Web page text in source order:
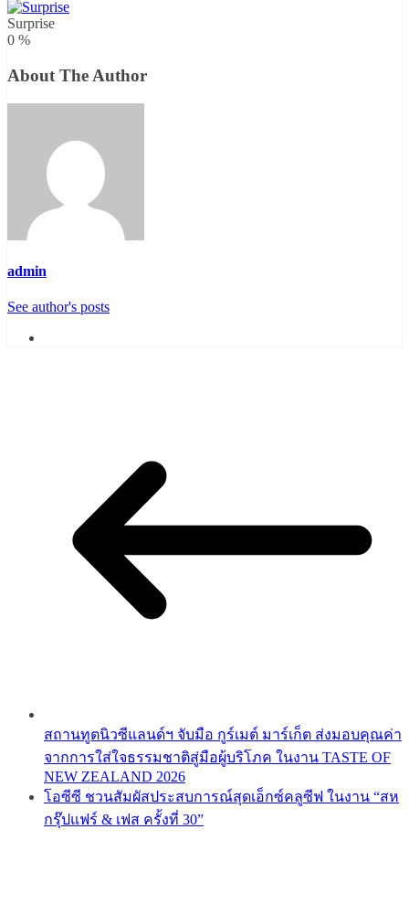
Surprise
0 %
About The Author
admin
See author's posts
สถานทูตนิวซีแลนด์ฯ จับมือ กูร์เมต์ มาร์เก็ต ส่งมอบคุณค่า
จากการใส่ใจธรรมชาติสู่มือผู้บริโภค ในงาน TASTE OF
NEW ZEALAND 2026
โอซีซี ชวนสัมผัสประสบการณ์สุดเอ็กซ์คลูซีฟ ในงาน “สห
กรุ๊ปแฟร์ & เฟส ครั้งที่ 30”